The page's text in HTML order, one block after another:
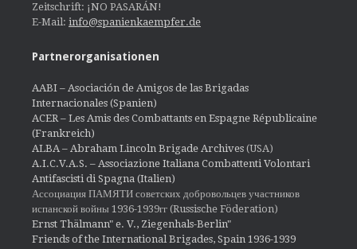
Zeitschrift: ¡NO PASARÁN!
E-Mail: info@spanienkaempfer.de
Partnerorganisationen
AABI – Asociación de Amigos de las Brigadas
Internacionales (Spanien)
ACER – Les Amis des Combattants en Espagne Républicaine
(Frankreich)
ALBA – Abraham Lincoln Brigade Archives (USA)
A.I.C.V.A.S. – Associazione Italiana Combattenti Volontari
Antifascisti di Spagna (Italien)
Ассоциация ПАМЯТИ советских добровольцев участников
испанской войны 1936-1939гг (Russische Föderation)
Ernst Thälmann" e. V., Ziegenhals-Berlin"
Friends of the International Brigades, Spain 1936-1939